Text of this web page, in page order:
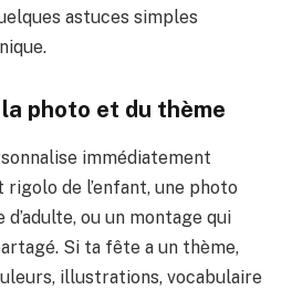
astuces simples
photo et du thème
immédiatement
de l’enfant, une photo
ou un montage qui
Si ta fête a un thème,
illustrations, vocabulaire